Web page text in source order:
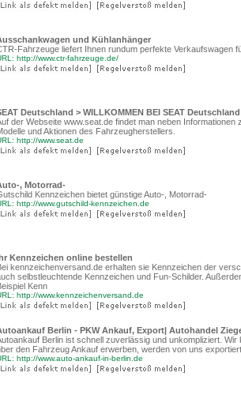
und Kühlanhänger
Fahrzeuge liefert Ihnen rundum perfekte Verkaufswagen
http://www.ctr-fahrzeuge.de/
Deutschland > WILLKOMMEN BEI SEAT Deutschland
der Webseite www.seat.de findet man neben
und Aktionen des Fahrzeugherstellers.
http://www.seat.de
, Motorrad-
Kennzeichen bietet günstige Auto-, Motorrad-
http://www.gutschild-kennzeichen.de
Kennzeichen online bestellen
kennzeichenversand.de erhalten sie Kennzeichen der
selbstleuchtende Kennzeichen und Fun-Schilder.
Kenn
http://www.kennzeichenversand.de
Berlin - PKW Ankauf, Export| Autohandel
Berlin ist schnell zuverlässig und unkompliziert.
den Fahrzeug Ankauf erwerben, werden von uns
http://www.auto-ankauf-in-berlin.de